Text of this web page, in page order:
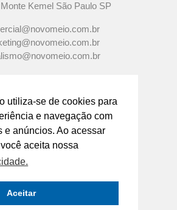
utiliza-se de cookies para
e navegação com
e anúncios. Ao acessar
aceita nossa
Aceitar
Kemel São Paulo SP
AS NOSSAS REDES
SOCIAIS
de comunicação de grandes
e distribuidores com os
e profissionais das lojas de
automotivos em todo o Brasil.